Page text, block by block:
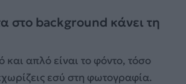
στο background κάνει τη
απλό είναι το φόντο, τόσο
εσύ στη φωτογραφία.